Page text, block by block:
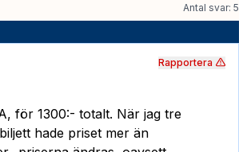
Antal svar: 5
för 1300:- totalt. När jag tre
hade priset mer än
Rapportera